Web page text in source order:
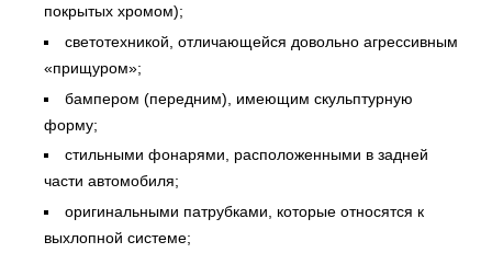
покрытых хромом);
светотехникой, отличающейся довольно агрессивным
«прищуром»;
бампером (передним), имеющим скульптурную
форму;
стильными фонарями, расположенными в задней
части автомобиля;
оригинальными патрубками, которые относятся к
выхлопной системе;